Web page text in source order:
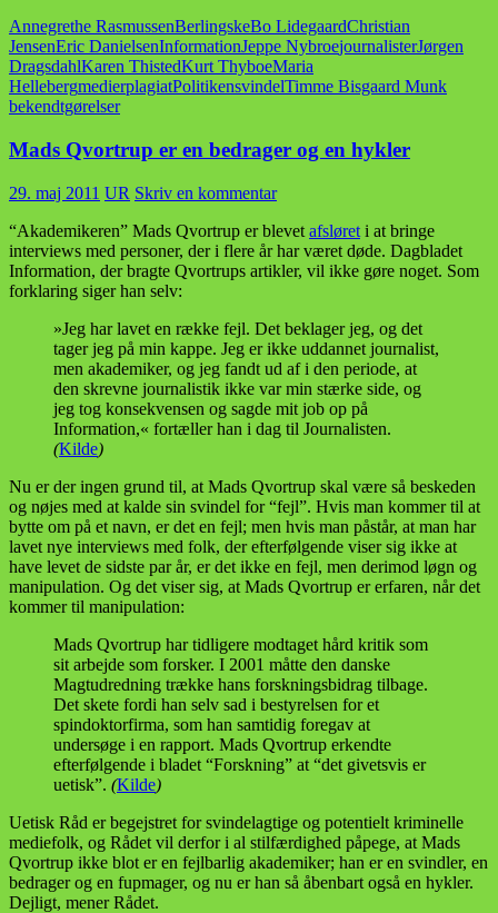
Annegrethe RasmussenBerlingskeBo LidegaardChristian
JensenEric DanielsenInformationJeppe NybroejournalisterJørgen
DragsdahlKaren ThistedKurt ThyboeMaria
HellebergmedierplagiatPolitikensvindelTimme Bisgaard Munk
bekendtgørelser
Mads Qvortrup er en bedrager og en hykler
29. maj 2011 UR Skriv en kommentar
“Akademikeren” Mads Qvortrup er blevet afsløret i at bringe
interviews med personer, der i flere år har været døde. Dagbladet
Information, der bragte Qvortrups artikler, vil ikke gøre noget. Som
forklaring siger han selv:
»Jeg har lavet en række fejl. Det beklager jeg, og det
tager jeg på min kappe. Jeg er ikke uddannet journalist,
men akademiker, og jeg fandt ud af i den periode, at
den skrevne journalistik ikke var min stærke side, og
jeg tog konsekvensen og sagde mit job op på
Information,« fortæller han i dag til Journalisten.
(Kilde)
Nu er der ingen grund til, at Mads Qvortrup skal være så beskeden
og nøjes med at kalde sin svindel for “fejl”. Hvis man kommer til at
bytte om på et navn, er det en fejl; men hvis man påstår, at man har
lavet nye interviews med folk, der efterfølgende viser sig ikke at
have levet de sidste par år, er det ikke en fejl, men derimod løgn og
manipulation. Og det viser sig, at Mads Qvortrup er erfaren, når det
kommer til manipulation:
Mads Qvortrup har tidligere modtaget hård kritik som
sit arbejde som forsker. I 2001 måtte den danske
Magtudredning trække hans forskningsbidrag tilbage.
Det skete fordi han selv sad i bestyrelsen for et
spindoktorfirma, som han samtidig foregav at
undersøge i en rapport. Mads Qvortrup erkendte
efterfølgende i bladet “Forskning” at “det givetsvis er
uetisk”. (Kilde)
Uetisk Råd er begejstret for svindelagtige og potentielt kriminelle
mediefolk, og Rådet vil derfor i al stilfærdighed påpege, at Mads
Qvortrup ikke blot er en fejlbarlig akademiker; han er en svindler, en
bedrager og en fupmager, og nu er han så åbenbart også en hykler.
Dejligt, mener Rådet.